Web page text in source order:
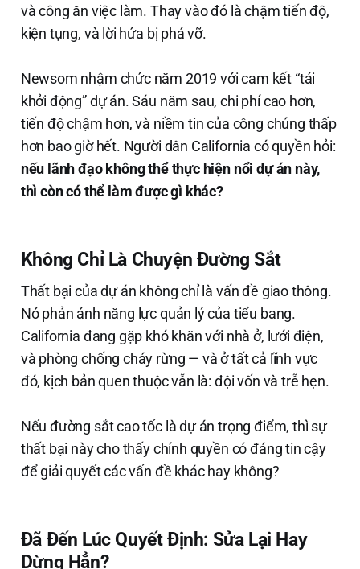
và công ăn việc làm. Thay vào đó là chậm tiến độ,
kiện tụng, và lời hứa bị phá vỡ.
Newsom nhậm chức năm 2019 với cam kết “tái
khởi động” dự án. Sáu năm sau, chi phí cao hơn,
tiến độ chậm hơn, và niềm tin của công chúng thấp
hơn bao giờ hết. Người dân California có quyền hỏi:
nếu lãnh đạo không thể thực hiện nổi dự án này,
thì còn có thể làm được gì khác?
Không Chỉ Là Chuyện Đường Sắt
Thất bại của dự án không chỉ là vấn đề giao thông.
Nó phản ánh năng lực quản lý của tiểu bang.
California đang gặp khó khăn với nhà ở, lưới điện,
và phòng chống cháy rừng — và ở tất cả lĩnh vực
đó, kịch bản quen thuộc vẫn là: đội vốn và trễ hẹn.
Nếu đường sắt cao tốc là dự án trọng điểm, thì sự
thất bại này cho thấy chính quyền có đáng tin cậy
để giải quyết các vấn đề khác hay không?
Đã Đến Lúc Quyết Định: Sửa Lại Hay
Dừng Hẳn?